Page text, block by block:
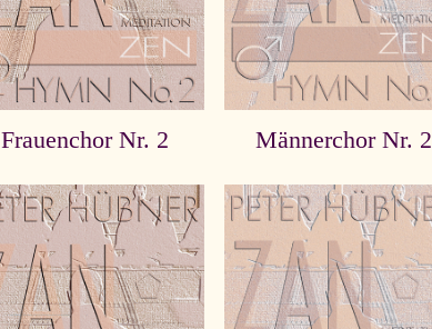
Frauenchor Nr. 2 Männerchor Nr. 2